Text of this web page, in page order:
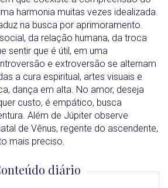
harmonia muitas vezes idealizada.
na busca por aprimoramento.
da relação humana, da troca
sentir que é útil, em uma
e extroversão se alternam
a cura espiritual, artes visuais e
dança em alta. No amor, deseja
custo, é empático, busca
Além de Júpiter observe
de Vênus, regente do ascendente,
mais preciso.
diário